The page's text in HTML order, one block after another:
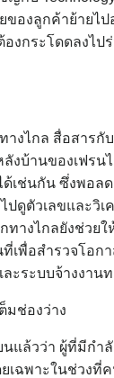
ของลูกค้าย้ายไ
องกระโดดลงไป
างไกล สื่อสารกั
งบ้านของเฟรน
เช่นกัน ซึ่งพอลด
ปดูตัวเลขและวิ
างไกลยังช่วยใ
เพื่อสำรวจโอก
ะระบบจ้างงาน
มช่องว่าง
นแล้วว่า ผู้ที่มีกำ
เฉพาะในช่วงที่